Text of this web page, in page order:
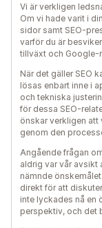
Vi är verkligen
Om vi hade varit i
sidor samt SEO-
varför du är
tillväxt och Google-
När det gäller SEO
lösas enbart inne i
och tekniska
för dessa SEO-
önskar verkligen
genom den
Angående frågan
aldrig var vår avsikt
nämnde
direkt för att
inte lyckades nå en
perspektiv, och det